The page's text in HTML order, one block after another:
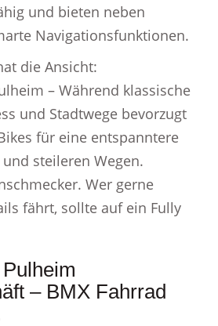
und bieten neben
Navigationsfunktionen.
die Ansicht:
– Während klassische
und Stadtwege bevorzugt
für eine entspanntere
steileren Wegen.
Wer gerne
fährt, sollte auf ein Fully
– BMX Fahrrad